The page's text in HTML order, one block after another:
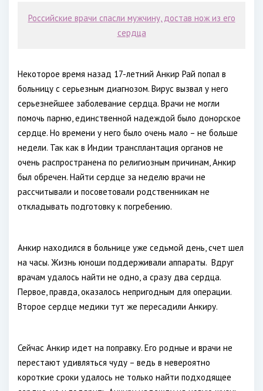
Российские врачи спасли мужчину, достав нож из его
сердца
Некоторое время назад 17-летний Анкир Рай попал в
больницу с серьезным диагнозом. Вирус вызвал у него
серьезнейшее заболевание сердца. Врачи не могли
помочь парню, единственной надеждой было донорское
сердце. Но времени у него было очень мало – не больше
недели. Так как в Индии трансплантация органов не
очень распространена по религиозным причинам, Анкир
был обречен. Найти сердце за неделю врачи не
рассчитывали и посоветовали родственникам не
откладывать подготовку к погребению.
Анкир находился в больнице уже седьмой день, счет шел
на часы. Жизнь юноши поддерживали аппараты. Вдруг
врачам удалось найти не одно, а сразу два сердца.
Первое, правда, оказалось непригодным для операции.
Второе сердце медики тут же пересадили Анкиру.
Сейчас Анкир идет на поправку. Его родные и врачи не
перестают удивляться чуду – ведь в невероятно
короткие сроки удалось не только найти подходящее